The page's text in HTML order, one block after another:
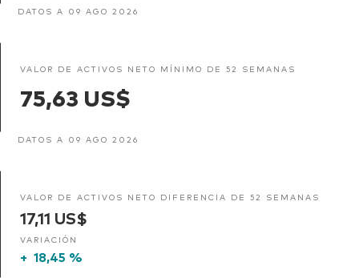
DATOS A 09 AGO 2026
VALOR DE ACTIVOS NETO MÍNIMO DE 52 SEMANAS
75,63 US$
DATOS A 09 AGO 2026
VALOR DE ACTIVOS NETO DIFERENCIA DE 52 SEMANAS
17,11 US$
VARIACIÓN
+ 18,45 %